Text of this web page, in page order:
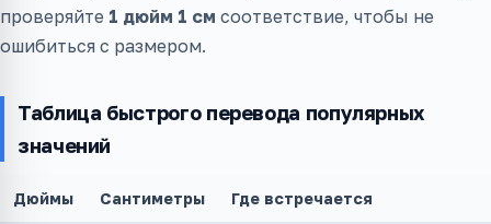
проверяйте 1 дюйм 1 см соответствие, чтобы не
ошибиться с размером.
Таблица быстрого перевода популярных
значений
Дюймы Сантиметры Где встречается